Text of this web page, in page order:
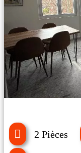
2 Pièces